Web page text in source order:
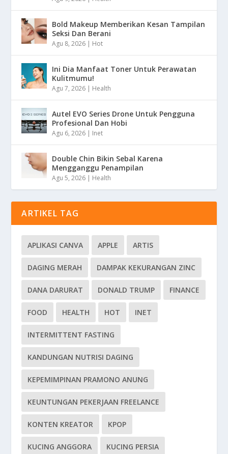
Bold Makeup Memberikan Kesan Tampilan
Seksi Dan Berani
Agu 8, 2026 | Hot
Ini Dia Manfaat Toner Untuk Perawatan
Kulitmumu!
Agu 7, 2026 | Health
Autel EVO Series Drone Untuk Pengguna
Profesional Dan Hobi
Agu 6, 2026 | Inet
Double Chin Bikin Sebal Karena
Mengganggu Penampilan
Agu 5, 2026 | Health
ARTIKEL TAG
APLIKASI CANVA APPLE ARTIS
DAGING MERAH DAMPAK KEKURANGAN ZINC
DANA DARURAT DONALD TRUMP FINANCE
FOOD HEALTH HOT INET
INTERMITTENT FASTING
KANDUNGAN NUTRISI DAGING
KEPEMIMPINAN PRAMONO ANUNG
KEUNTUNGAN PEKERJAAN FREELANCE
KONTEN KREATOR KPOP
KUCING ANGGORA KUCING PERSIA